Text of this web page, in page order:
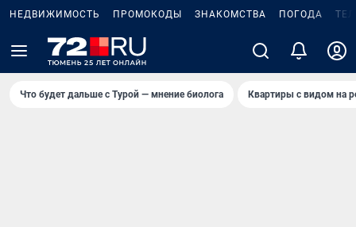
НЕДВИЖИМОСТЬ ПРОМОКОДЫ ЗНАКОМСТВА ПОГОДА
Что будет дальше с Турой — мнение биолога Квартиры с видом на